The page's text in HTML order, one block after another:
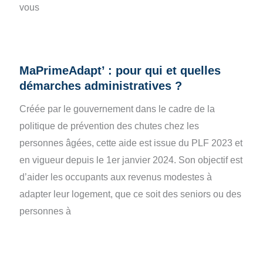
vous
MaPrimeAdapt’ : pour qui et quelles
démarches administratives ?
Créée par le gouvernement dans le cadre de la
politique de prévention des chutes chez les
personnes âgées, cette aide est issue du PLF 2023 et
en vigueur depuis le 1er janvier 2024. Son objectif est
d’aider les occupants aux revenus modestes à
adapter leur logement, que ce soit des seniors ou des
personnes à